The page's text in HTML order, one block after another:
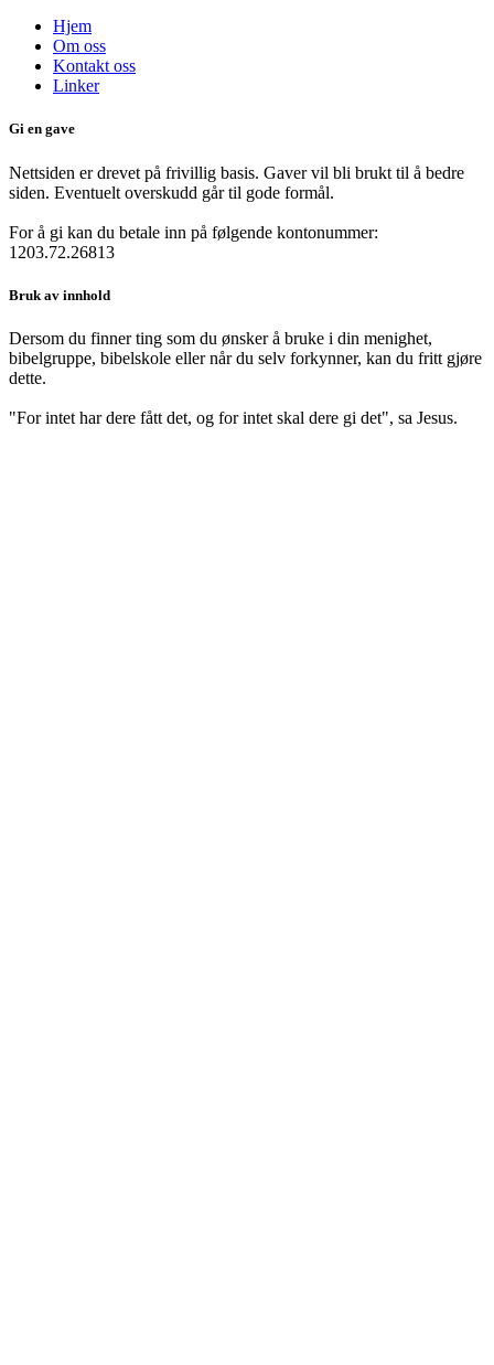
Hjem
Om oss
Kontakt oss
Linker
Gi en gave
Nettsiden er drevet på frivillig basis. Gaver vil bli brukt til å bedre
siden. Eventuelt overskudd går til gode formål.
For å gi kan du betale inn på følgende kontonummer:
1203.72.26813
Bruk av innhold
Dersom du finner ting som du ønsker å bruke i din menighet,
bibelgruppe, bibelskole eller når du selv forkynner, kan du fritt gjøre
dette.
"For intet har dere fått det, og for intet skal dere gi det", sa Jesus.